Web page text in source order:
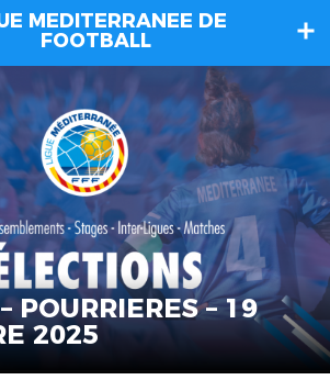
MEDITERRANEE DE
FOOTBALL
POURRIERES – 19
2025